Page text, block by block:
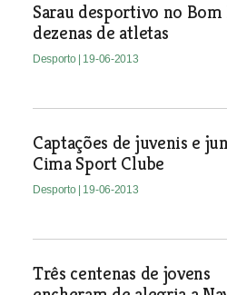
Sarau desportivo no
dezenas de atletas
Desporto | 19-06-2013
Captações de juvenis e
Cima Sport Clube
Desporto | 19-06-2013
Três centenas de jovens